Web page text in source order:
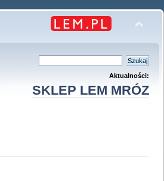
Aktualności:
SKLEP LEM MRÓZ